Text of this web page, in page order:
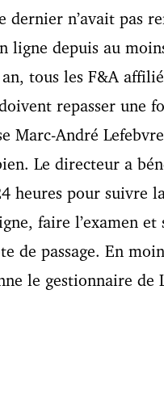
dernier n’avait pas
ligne depuis au
tous les F&A
repasser une
Marc-André
Le directeur a
heures pour suivre la
faire l’examen et
de passage. En
le gestionnaire de